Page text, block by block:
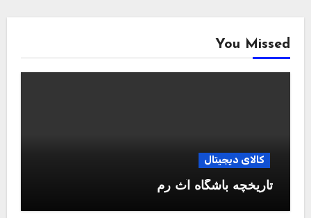
You Missed
کالای دیجیتال
تاریخچه باشگاه آث رم